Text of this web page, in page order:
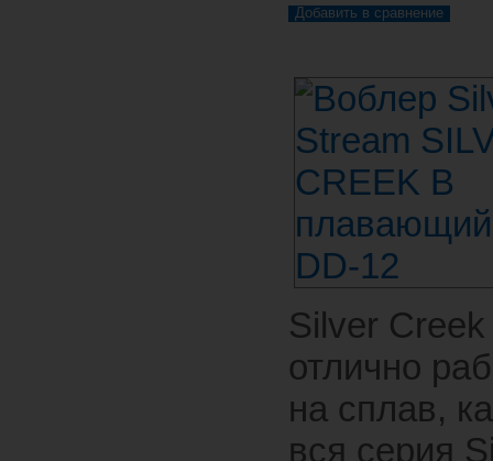
Silver
отлично
на сплав,
вся серия